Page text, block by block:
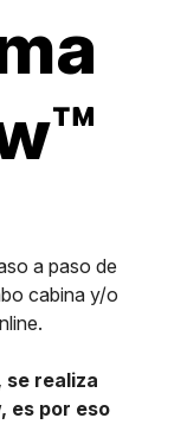
a paso de
cabina y/o
se realiza
es por eso